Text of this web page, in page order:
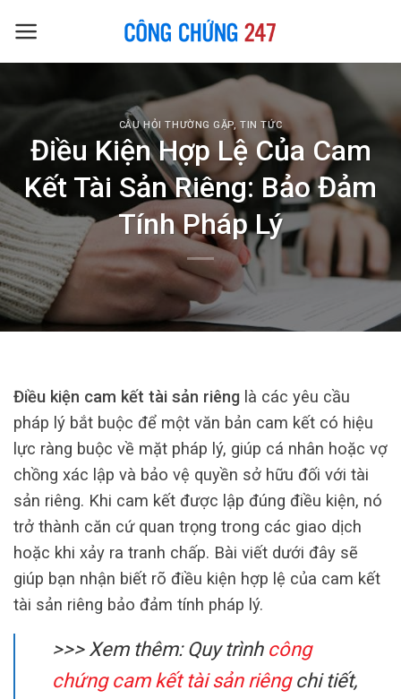
CÂU HỎI THƯỜNG GẶP,TIN TỨC
Điều Kiện Hợp Lệ Của Cam
Kết Tài Sản Riêng: Bảo Đảm
Tính Pháp Lý
Điều kiện cam kết tài sản riêng là các yêu cầu
pháp lý bắt buộc để một văn bản cam kết có hiệu
lực ràng buộc về mặt pháp lý, giúp cá nhân hoặc vợ
chồng xác lập và bảo vệ quyền sở hữu đối với tài
sản riêng. Khi cam kết được lập đúng điều kiện, nó
trở thành căn cứ quan trọng trong các giao dịch
hoặc khi xảy ra tranh chấp. Bài viết dưới đây sẽ
giúp bạn nhận biết rõ điều kiện hợp lệ của cam kết
tài sản riêng bảo đảm tính pháp lý.
>>> Xem thêm: Quy trình công
chứng cam kết tài sản riêngchi tiết,